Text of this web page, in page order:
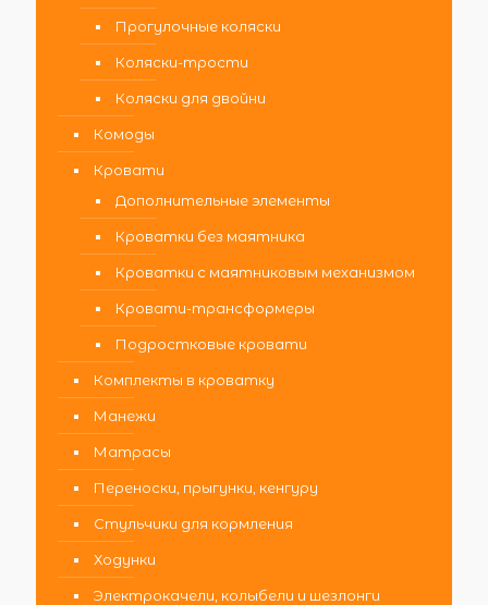
Прогулочные коляски
Коляски-трости
Коляски для двойни
Комоды
Кровати
Дополнительные элементы
Кроватки без маятника
Кроватки с маятниковым механизмом
Кровати-трансформеры
Подростковые кровати
Комплекты в кроватку
Манежи
Матрасы
Переноски, прыгунки, кенгуру
Стульчики для кормления
Ходунки
Электрокачели, колыбели и шезлонги